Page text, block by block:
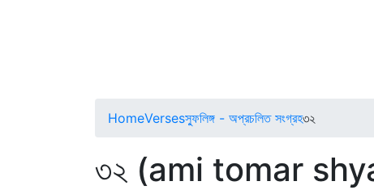
HomeVersesস্ফুলিঙ্গ - অপ্রচলিত সংগ্রহ৩২
৩২ (ami tomar